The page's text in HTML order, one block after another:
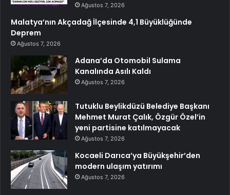
Ağustos 7, 2026
Malatya’nın Akçadağ İlçesinde 4,1 Büyüklüğünde
Deprem
Ağustos 7, 2026
Adana’da Otomobil Sulama
Kanalında Asılı Kaldı
Ağustos 7, 2026
Tutuklu Beylikdüzü Belediye Başkanı
Mehmet Murat Çalık, Özgür Özel’in
yeni partisine katılmayacak
Ağustos 7, 2026
Kocaeli Darıca’ya Büyükşehir’den
modern ulaşım yatırımı
Ağustos 7, 2026